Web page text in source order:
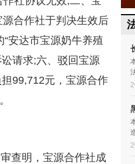
合作社于判决生效后
安达市宝源奶牛养殖
请求;六、驳回宝源
99,712元，宝源合作
查明，宝源合作社成